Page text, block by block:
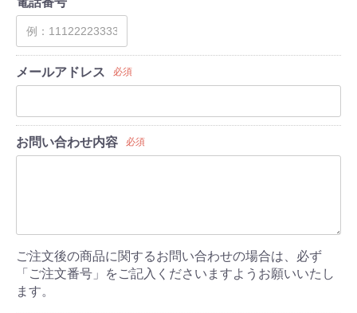
メールアドレス 必須
お問い合わせ内容 必須
ご注文後の商品に関するお問い合わせの場合は、必ず
「ご注文番号」をご記入くださいますようお願いいたし
ます。